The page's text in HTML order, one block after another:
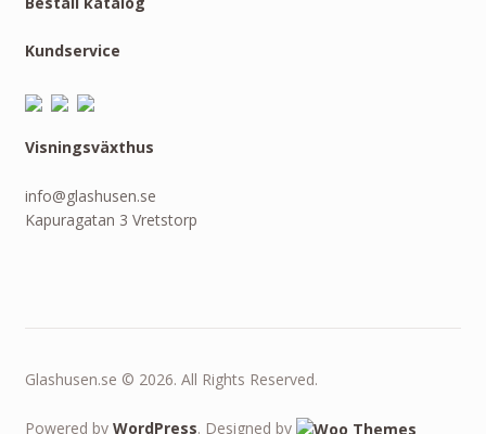
Kundservice
Visningsväxthus
info@glashusen.se
Kapuragatan 3 Vretstorp
Glashusen.se © 2026. All Rights Reserved.
Powered by WordPress. Designed by